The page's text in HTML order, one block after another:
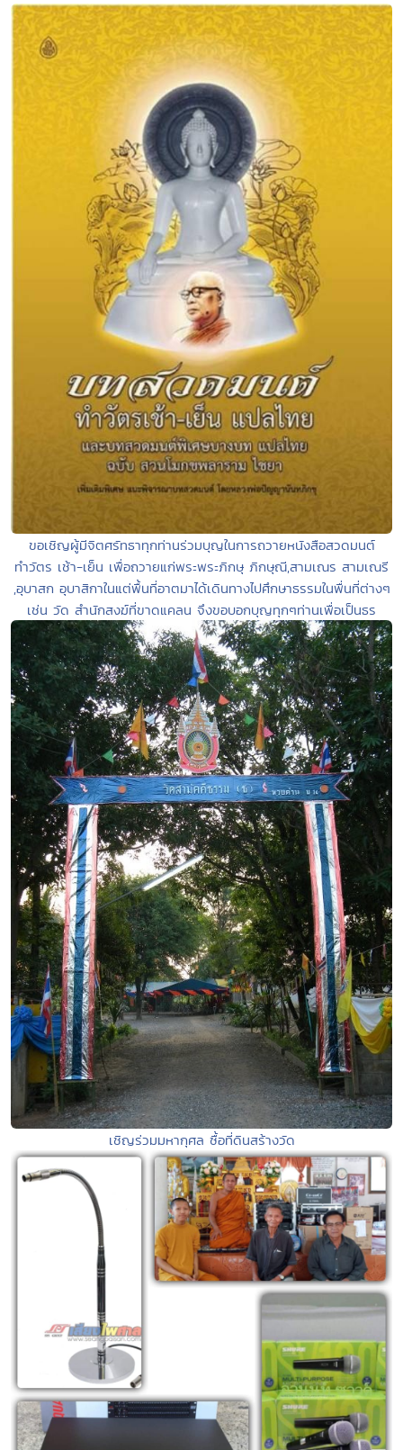
ขอเชิญผู้มีจิตศรัทธาทุกท่านร่วมบุญในการถวายหนังสือสวดมนต์
ทำวัตร เช้า-เย็น เพื่อถวายแก่พระพระภิกษุ ภิกษุณี,สามเณร สามเณรี
,อุบาสก อุบาสิกาในแต่พื้นที่อาตมาได้เดินทางไปศึกษาธรรมในพื่นที่ต่างๆ
เช่น วัด สำนักสงฆ์ที่ขาดแคลน จึงขอบอกบุญทุกๆท่านเพื่อเป็นธร
เชิญร่วมมหากุศล ซื้อที่ดินสร้างวัด